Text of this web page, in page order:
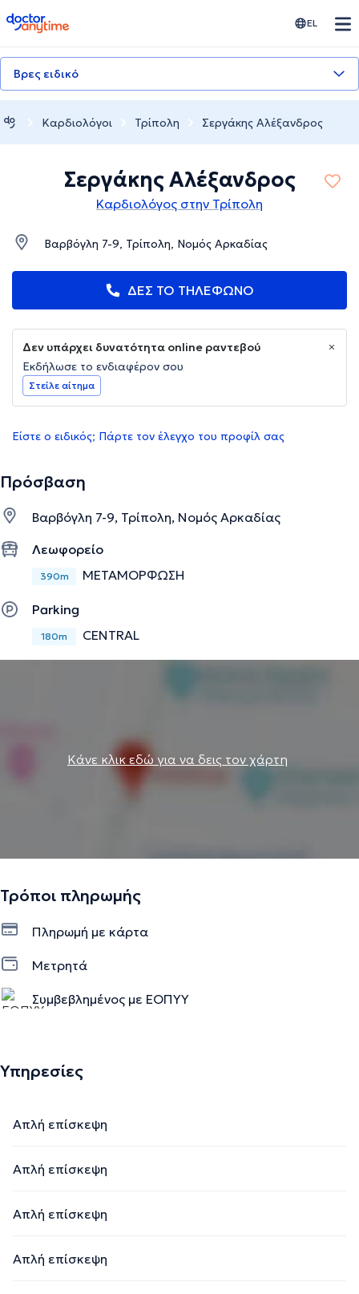
doctoranytime EL
Βρες ειδικό
Καρδιολόγοι Τρίπολη Σεργάκης Αλέξανδρος
Σεργάκης Αλέξανδρος
Καρδιολόγος στην Τρίπολη
Βαρβόγλη 7-9, Τρίπολη, Νομός Αρκαδίας
ΔΕΣ ΤΟ ΤΗΛΕΦΩΝΟ
Δεν υπάρχει δυνατότητα online ραντεβού
Εκδήλωσε το ενδιαφέρον σου
Στείλε αίτημα
Είστε ο ειδικός; Πάρτε τον έλεγχο του προφίλ σας
Πρόσβαση
Βαρβόγλη 7-9, Τρίπολη, Νομός Αρκαδίας
Λεωφορείο
390m ΜΕΤΑΜΟΡΦΩΣΗ
Parking
180m CENTRAL
Κάνε κλικ εδώ για να δεις τον χάρτη
Τρόποι πληρωμής
Πληρωμή με κάρτα
Μετρητά
Συμβεβλημένος με ΕΟΠΥΥ
Υπηρεσίες
Απλή επίσκεψη
Απλή επίσκεψη
Απλή επίσκεψη
Απλή επίσκεψη